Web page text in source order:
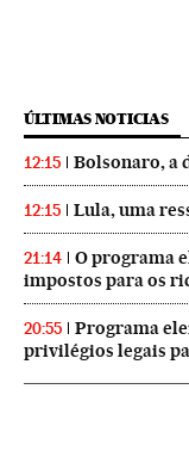
ÚLTIMAS NOTICIAS
12:15 Bolsonaro, a
12:15 Lula, uma
21:14
O programa
impostos para os
20:55
Programa
privilégios legais